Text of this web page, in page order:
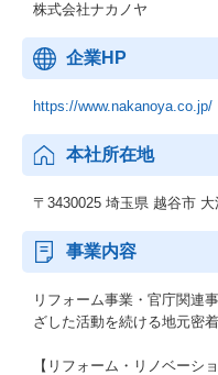
株式会社ナカノヤ
企業HP
https://www.nakanoya.co.jp/
本社所在地
〒3430025 埼玉県 越谷市 大
事業内容
リフォーム事業・官庁関連
ざした活動を続ける地元密
【リフォーム・リノベーシ